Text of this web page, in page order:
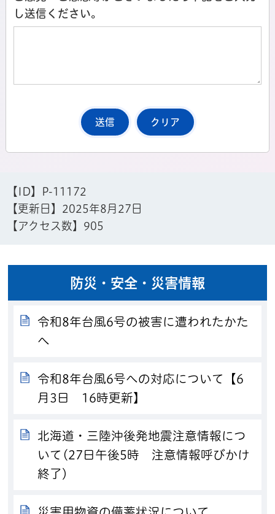
し送信ください。
【ID】
P-11172
【更新日】 2025年8月27日
【アクセス数】 905
防災・安全・災害情報
令和8年台風6号の被害に遭われたかた
へ
令和8年台風6号への対応について【6
月3日 16時更新】
北海道・三陸沖後発地震注意情報につ
いて(27日午後5時 注意情報呼びかけ
終了）
災害用物資の備蓄状況について